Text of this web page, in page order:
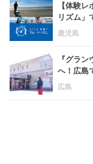
【体験
リズム」
鹿児島
『グラ
へ！広島
広島